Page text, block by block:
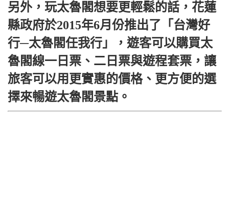
另外，玩太魯閣想要更輕鬆的話，花蓮
縣政府於2015年6月份推出了「台灣好
行─太魯閣任我行」，遊客可以購買太
魯閣線一日票、二日票與遊程套票，讓
旅客可以用更實惠的價格、更方便的選
擇來暢遊太魯閣景點。